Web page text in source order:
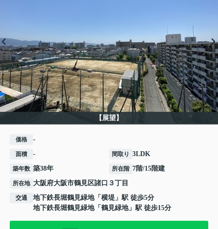
【展望】
価格 -
面積 - 間取り 3LDK
築年数 築38年 所在階 7階/15階建
所在地 大阪府大阪市鶴見区諸口 ３丁目
交通 地下鉄長堀鶴見緑地「 横堤 」駅 徒歩5分
地下鉄長堀鶴見緑地「 鶴見緑地」駅 徒歩15分